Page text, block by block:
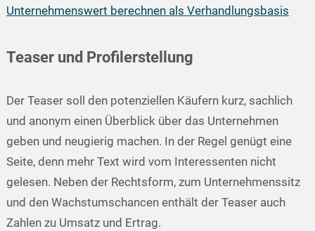
Unternehmenswert berechnen als Verhandlungsbasis
Teaser und Profilerstellung
Der Teaser soll den potenziellen Käufern kurz, sachlich
und anonym einen Überblick über das Unternehmen
geben und neugierig machen. In der Regel genügt eine
Seite, denn mehr Text wird vom Interessenten nicht
gelesen. Neben der Rechtsform, zum Unternehmenssitz
und den Wachstumschancen enthält der Teaser auch
Zahlen zu Umsatz und Ertrag.